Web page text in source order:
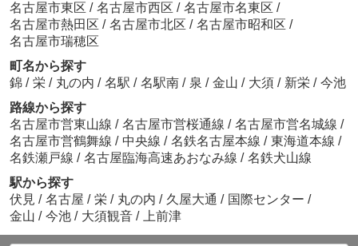
名古屋市東区 / 名古屋市西区 / 名古屋市名東区 /
名古屋市熱田区 / 名古屋市北区 / 名古屋市昭和区 /
名古屋市瑞穂区
町名から探す
錦 / 栄 / 丸の内 / 名駅 / 名駅南 / 泉 / 金山 / 大須 / 新栄 / 今池
路線から探す
名古屋市営東山線 / 名古屋市営桜通線 / 名古屋市営名城線 /
名古屋市営鶴舞線 / 中央線 / 名鉄名古屋本線 / 東海道本線 /
名鉄瀬戸線 / 名古屋臨海高速あおなみ線 / 名鉄犬山線
駅から探す
伏見 / 名古屋 / 栄 / 丸の内 / 久屋大通 / 国際センター /
金山 / 今池 / 大須観音 / 上前津